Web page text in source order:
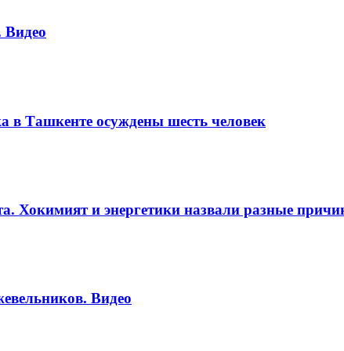
Видео
в Ташкенте осуждены шесть человек
Хокимият и энергетики назвали разные
Видео